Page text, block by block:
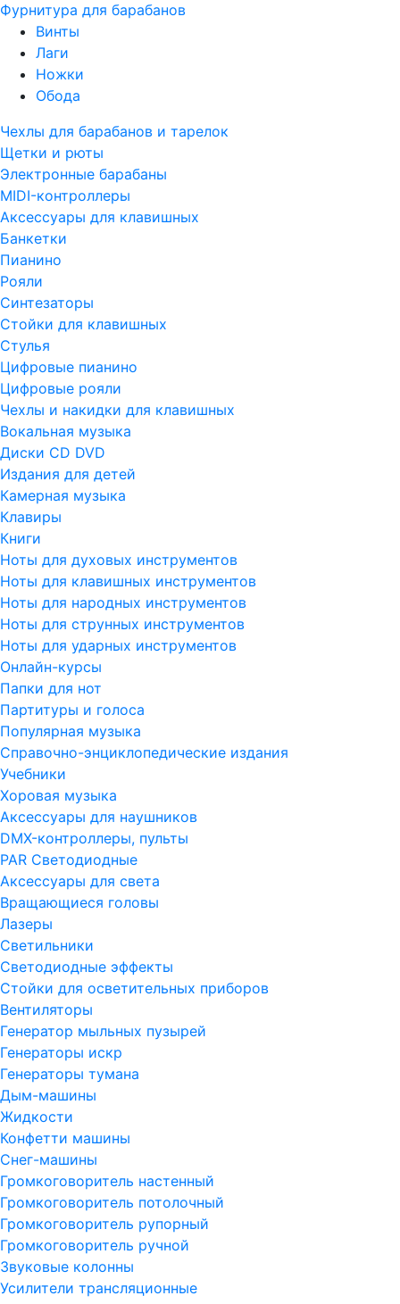
Фурнитура для барабанов
Винты
Лаги
Ножки
Обода
Чехлы для барабанов и тарелок
Щетки и рюты
Электронные барабаны
MIDI-контроллеры
Аксессуары для клавишных
Банкетки
Пианино
Рояли
Синтезаторы
Стойки для клавишных
Стулья
Цифровые пианино
Цифровые рояли
Чехлы и накидки для клавишных
Вокальная музыка
Диски CD DVD
Издания для детей
Камерная музыка
Клавиры
Книги
Ноты для духовых инструментов
Ноты для клавишных инструментов
Ноты для народных инструментов
Ноты для струнных инструментов
Ноты для ударных инструментов
Онлайн-курсы
Папки для нот
Партитуры и голоса
Популярная музыка
Справочно-энциклопедические издания
Учебники
Хоровая музыка
Аксессуары для наушников
DMX-контроллеры, пульты
PAR Светодиодные
Аксессуары для света
Вращающиеся головы
Лазеры
Светильники
Светодиодные эффекты
Стойки для осветительных приборов
Вентиляторы
Генератор мыльных пузырей
Генераторы искр
Генераторы тумана
Дым-машины
Жидкости
Конфетти машины
Снег-машины
Громкоговоритель настенный
Громкоговоритель потолочный
Громкоговоритель рупорный
Громкоговоритель ручной
Звуковые колонны
Усилители трансляционные